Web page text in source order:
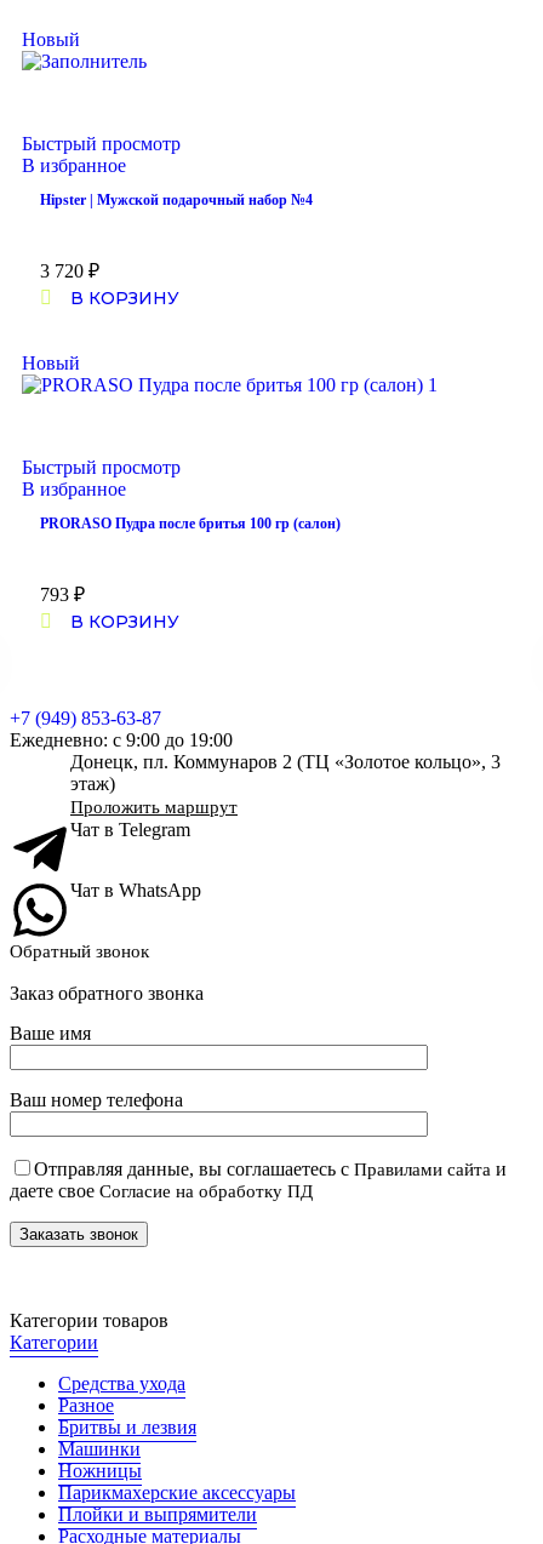
Новый
Быстрый просмотр
В избранное
Hipster | Мужской подарочный набор №4
3 720 ₽
В КОРЗИНУ
Новый
Быстрый просмотр
В избранное
PRORASO Пудра после бритья 100 гр (салон)
793 ₽
В КОРЗИНУ
+7 (949) 853-63-87
Ежедневно: с 9:00 до 19:00
Донецк, пл. Коммунаров 2 (ТЦ «Золотое кольцо», 3
этаж)
Проложить маршрут
Чат в Telegram
Чат в WhatsApp
Обратный звонок
Заказ обратного звонка
Ваше имя
Ваш номер телефона
Отправляя данные, вы соглашаетесь с Правилами сайта и
даете свое Согласие на обработку ПД
Категории товаров
Категории
Средства ухода
Разное
Бритвы и лезвия
Машинки
Ножницы
Парикмахерские аксессуары
Плойки и выпрямители
Расходные материалы